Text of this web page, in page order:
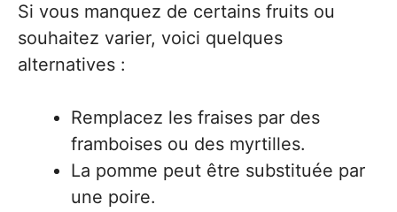
Si vous manquez de certains fruits ou
souhaitez varier, voici quelques
alternatives :
Remplacez les fraises par des
framboises ou des myrtilles.
La pomme peut être substituée par
une poire.